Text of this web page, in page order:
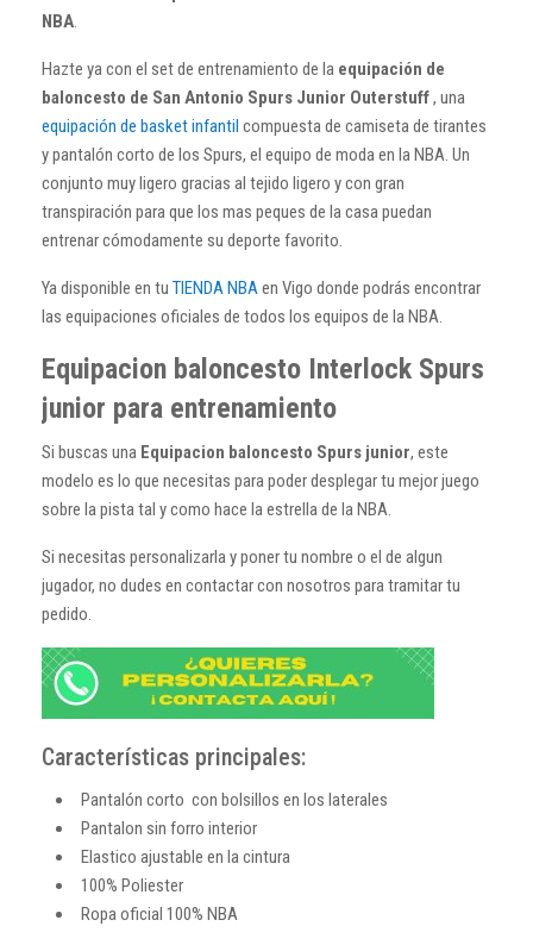
NBA.
Hazte ya con el set de entrenamiento de la equipación de
baloncesto de San Antonio Spurs Junior Outerstuff, una
equipación de basket infantil compuesta de camiseta de tirantes
y pantalón corto de los Spurs, el equipo de moda en la NBA. Un
conjunto muy ligero gracias al tejido ligero y con gran
transpiración para que los mas peques de la casa puedan
entrenar cómodamente su deporte favorito.
Ya disponible en tu TIENDA NBAen Vigo donde podrás encontrar
las equipaciones oficiales de todos los equipos de la NBA.
Equipacion baloncesto Interlock Spurs
junior para entrenamiento
Si buscas una Equipacion baloncesto Spurs junior, este
modelo es lo que necesitas para poder desplegar tu mejor juego
sobre la pista tal y como hace la estrella de la NBA.
Si necesitas personalizarla y poner tu nombre o el de algun
jugador, no dudes en contactar con nosotros para tramitar tu
pedido.
Características principales:
Pantalón corto con bolsillos en los laterales
Pantalon sin forro interior
Elastico ajustable en la cintura
100% Poliester
Ropa oficial 100% NBA